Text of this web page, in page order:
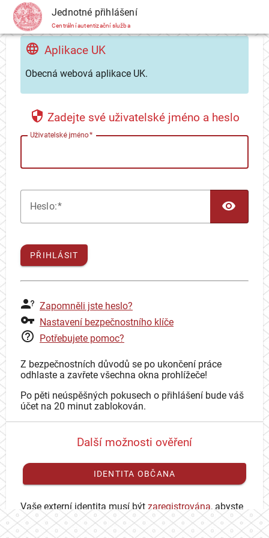
CAS Jednotné přihlášení
Centrální autentizační služba
Aplikace UK
Obecná webová aplikace UK.
Zadejte své uživatelské jméno a heslo
Uživatelské jméno
Heslo:
PŘIHLÁSIT
Zapomněli jste heslo?
Nastavení bezpečnostního klíče
Potřebujete pomoc?
Z bezpečnostních důvodů se po ukončení práce
odhlaste a zavřete všechna okna prohlížeče!
Po pěti neúspěšných pokusech o přihlášení bude váš
účet na 20 minut zablokován.
Další možnosti ověření
IDENTITA OBČANA
Vaše externí identita musí být zaregistrována, abyste
se mohli přihlásit ke svému CAS účtu.